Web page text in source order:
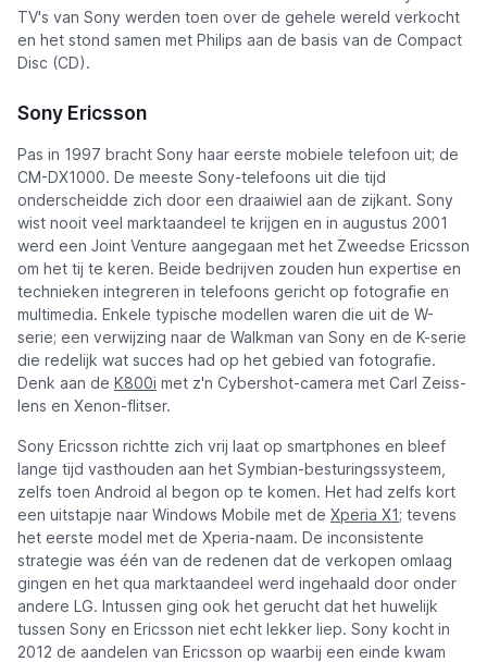
TV's van Sony werden toen over de gehele wereld verkocht
en het stond samen met Philips aan de basis van de Compact
Disc (CD).
Sony Ericsson
Pas in 1997 bracht Sony haar eerste mobiele telefoon uit; de
CM-DX1000. De meeste Sony-telefoons uit die tijd
onderscheidde zich door een draaiwiel aan de zijkant. Sony
wist nooit veel marktaandeel te krijgen en in augustus 2001
werd een Joint Venture aangegaan met het Zweedse Ericsson
om het tij te keren. Beide bedrijven zouden hun expertise en
technieken integreren in telefoons gericht op fotografie en
multimedia. Enkele typische modellen waren die uit de W-
serie; een verwijzing naar de Walkman van Sony en de K-serie
die redelijk wat succes had op het gebied van fotografie.
Denk aan de K800i met z'n Cybershot-camera met Carl Zeiss-
lens en Xenon-flitser.
Sony Ericsson richtte zich vrij laat op smartphones en bleef
lange tijd vasthouden aan het Symbian-besturingssysteem,
zelfs toen Android al begon op te komen. Het had zelfs kort
een uitstapje naar Windows Mobile met de Xperia X1; tevens
het eerste model met de Xperia-naam. De inconsistente
strategie was één van de redenen dat de verkopen omlaag
gingen en het qua marktaandeel werd ingehaald door onder
andere LG. Intussen ging ook het gerucht dat het huwelijk
tussen Sony en Ericsson niet echt lekker liep. Sony kocht in
2012 de aandelen van Ericsson op waarbij een einde kwam